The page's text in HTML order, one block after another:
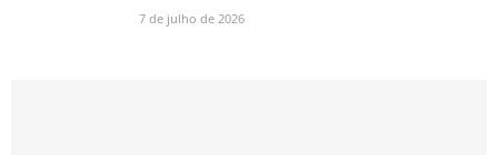
7 de julho de 2026